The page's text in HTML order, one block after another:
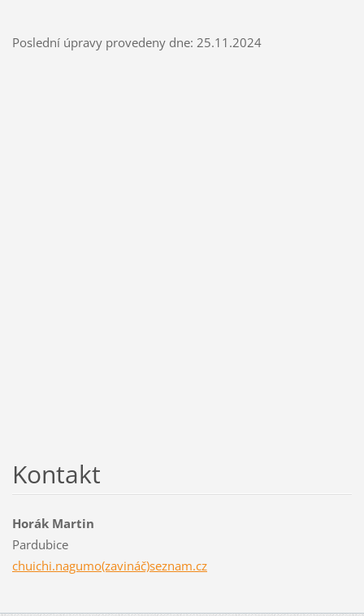
Poslední úpravy provedeny dne: 25.11.2024
Kontakt
Horák Martin
Pardubice
chuichi.nagumo(zavináč)seznam.cz